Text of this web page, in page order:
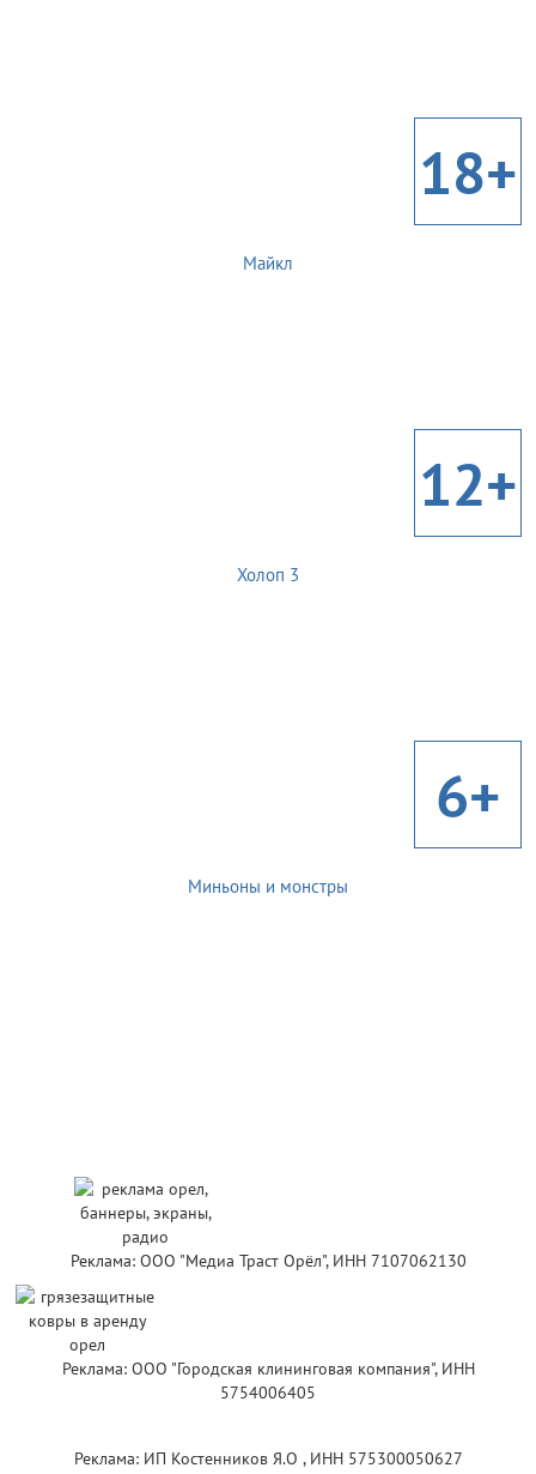
18+
Майкл
12+
Холоп 3
6+
Миньоны и монстры
Реклама: ООО "Медиа Траст Орёл", ИНН 7107062130
Реклама: ООО "Городская клининговая компания", ИНН
5754006405
Реклама: ИП Костенников Я.О , ИНН 575300050627